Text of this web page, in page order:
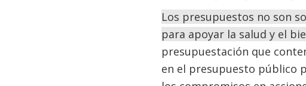
Los presupuestos no son
para apoyar la salud y el
presupuestación que
en el presupuesto público